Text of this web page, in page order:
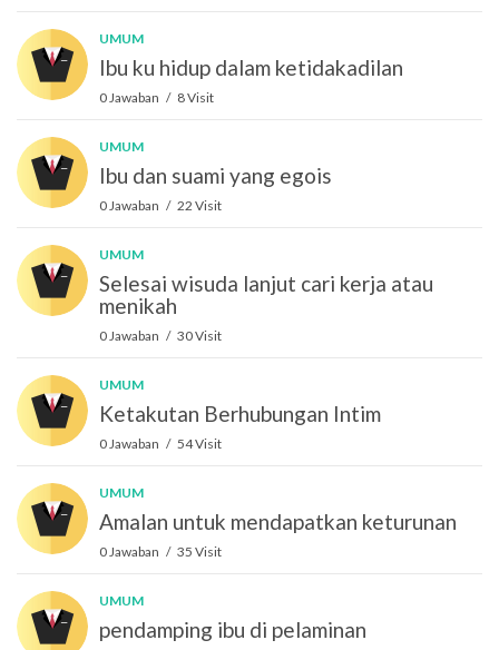
UMUM
Ibu ku hidup dalam ketidakadilan
0 Jawaban / 8 Visit
UMUM
Ibu dan suami yang egois
0 Jawaban / 22 Visit
UMUM
Selesai wisuda lanjut cari kerja atau
menikah
0 Jawaban / 30 Visit
UMUM
Ketakutan Berhubungan Intim
0 Jawaban / 54 Visit
UMUM
Amalan untuk mendapatkan keturunan
0 Jawaban / 35 Visit
UMUM
pendamping ibu di pelaminan